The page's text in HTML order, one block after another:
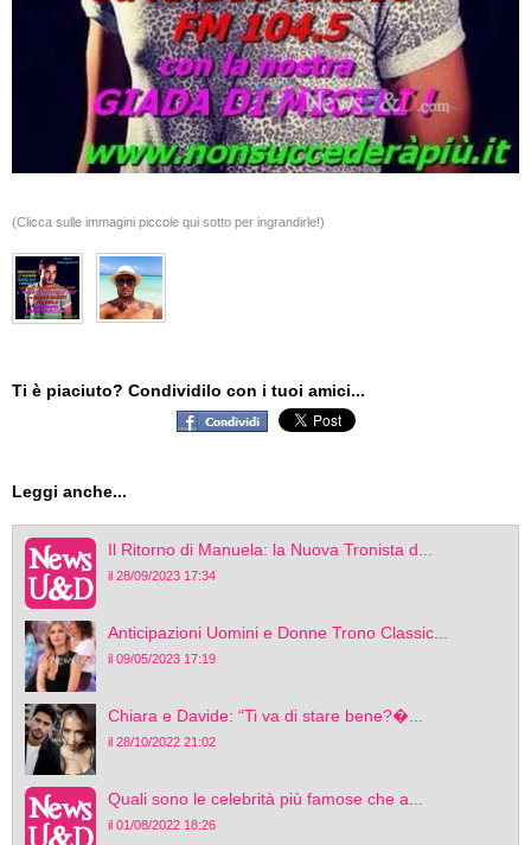
(Clicca sulle immagini piccole qui sotto per ingrandirle!)
Ti è piaciuto? Condividilo con i tuoi amici...
Leggi anche...
Il Ritorno di Manuela: la Nuova Tronista d...
il 28/09/2023 17:34
Anticipazioni Uomini e Donne Trono Classic...
il 09/05/2023 17:19
Chiara e Davide: “Ti va di stare bene?�...
il 28/10/2022 21:02
Quali sono le celebrità più famose che a...
il 01/08/2022 18:26